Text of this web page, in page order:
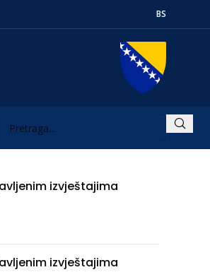
BS
izvještajima
izvještajima